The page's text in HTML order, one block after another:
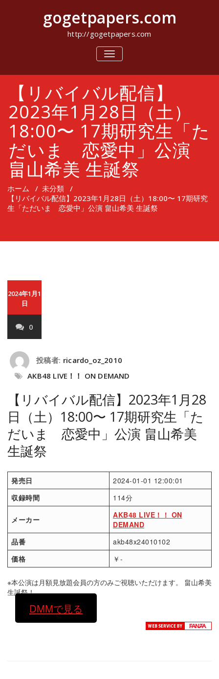
キ
gogetpapers.com
http://gogetpapers.com
ナ
ビ
シ
ョ
ン
を
切
り
替
え
【リバイバル配信】
2023年1月28日（土）
18:00〜 17期研究生「た
だいま 恋愛中」公演
畠山希美 生誕祭
ホーム / 未分類 /
【リバイバル配信】2023年1月28日（土）18:00〜 17期研究
生「ただいま 恋愛中」公演 畠山希美 生誕祭
2024年1月1
日
0
投稿者: ricardo_oz_2010
AKB48 LIVE！！ ON DEMAND
【リバイバル配信】2023年1月28
日（土）18:00〜 17期研究生「た
だいま 恋愛中」公演 畠山希美
生誕祭
発売日
2024-01-01 12:00:01
収録時間
114分
メーカー
AKB48 LIVE！！ ON
DEMAND
品番
akb48x24010102
価格
￥-
※本公演は月額見放題会員の方のみご視聴いただけます。 畠山希美
生誕祭！
DMMで見る